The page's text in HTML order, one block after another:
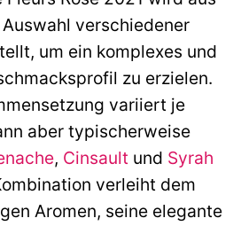
verschiedener
um ein komplexes und
zu erzielen.
variiert je
aber typischerweise
, Cinsault und Syrah
verleiht dem
Aromen, seine elegante